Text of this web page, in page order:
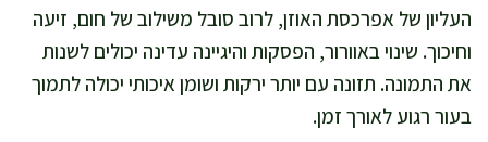
העליון של אפרכסת האוזן, לרוב סובל משילוב של חום, זיעה
וחיכוך. שינוי באוורור, הפסקות והיגיינה עדינה יכולים לשנות
את התמונה. תזונה עם יותר ירקות ושומן איכותי יכולה לתמוך
בעור רגוע לאורך זמן.